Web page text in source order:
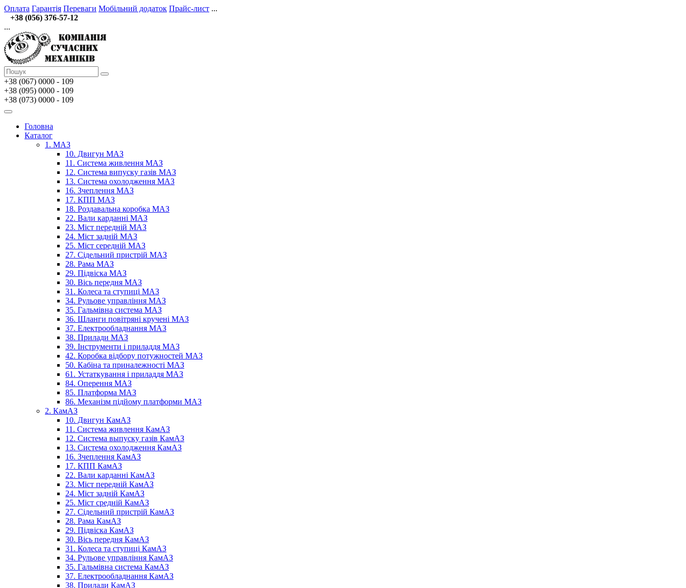
Оплата Гарантія Переваги Мобільний додаток Прайс-лист ...
+38 (056) 376-57-12
...
+38 (067) 0000 - 109
+38 (095) 0000 - 109
+38 (073) 0000 - 109
Головна
Каталог
1. МАЗ
10. Двигун МАЗ
11. Система живлення МАЗ
12. Система випуску газів МАЗ
13. Система охолодження МАЗ
16. Зчеплення МАЗ
17. КПП МАЗ
18. Роздавальна коробка МАЗ
22. Вали карданні МАЗ
23. Міст передній МАЗ
24. Міст задній МАЗ
25. Міст середній МАЗ
27. Сідельний пристрій МАЗ
28. Рама МАЗ
29. Підвіска МАЗ
30. Вісь передня МАЗ
31. Колеса та ступиці МАЗ
34. Рульове управління МАЗ
35. Гальмівна система МАЗ
36. Шланги повітряні кручені МАЗ
37. Електрообладнання МАЗ
38. Прилади МАЗ
39. Інструменти і приладдя МАЗ
42. Коробка відбору потужностей МАЗ
50. Кабіна та приналежності МАЗ
61. Устаткування і приладдя МАЗ
84. Оперення МАЗ
85. Платформа МАЗ
86. Механізм підйому платформи МАЗ
2. КамАЗ
10. Двигун КамАЗ
11. Система живлення КамАЗ
12. Система выпуску газів КамАЗ
13. Система охолодження КамАЗ
16. Зчеплення КамАЗ
17. КПП КамАЗ
22. Вали карданні КамАЗ
23. Міст передній КамАЗ
24. Міст задній КамАЗ
25. Міст средній КамАЗ
27. Сідельний пристрій КамАЗ
28. Рама КамАЗ
29. Підвіска КамАЗ
30. Вісь передня КамАЗ
31. Колеса та ступиці КамАЗ
34. Рульове управління КамАЗ
35. Гальмівна система КамАЗ
37. Електрообладнання КамАЗ
38. Прилади КамАЗ